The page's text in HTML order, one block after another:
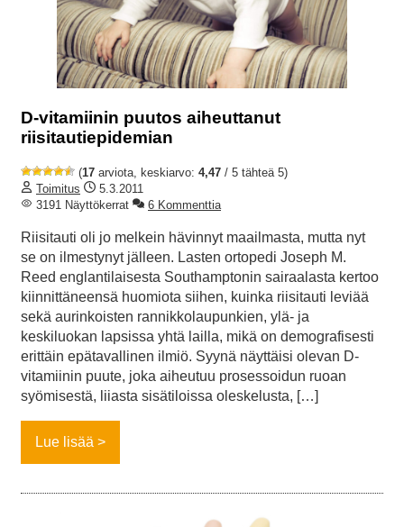
D-vitamiinin puutos aiheuttanut
riisitautiepidemian
(17 arviota, keskiarvo: 4,47 / 5 tähteä 5)
Toimitus
5.3.2011
3191 Näyttökerrat
6 Kommenttia
Riisitauti oli jo melkein hävinnyt maailmasta, mutta nyt
se on ilmestynyt jälleen. Lasten ortopedi Joseph M.
Reed englantilaisesta Southamptonin sairaalasta kertoo
kiinnittäneensä huomiota siihen, kuinka riisitauti leviää
sekä aurinkoisten rannikkolaupunkien, ylä- ja
keskiluokan lapsissa yhtä lailla, mikä on demografisesti
erittäin epätavallinen ilmiö. Syynä näyttäisi olevan D-
vitamiinin puute, joka aiheutuu prosessoidun ruoan
syömisestä, liiasta sisätiloissa oleskelusta, […]
Lue lisää